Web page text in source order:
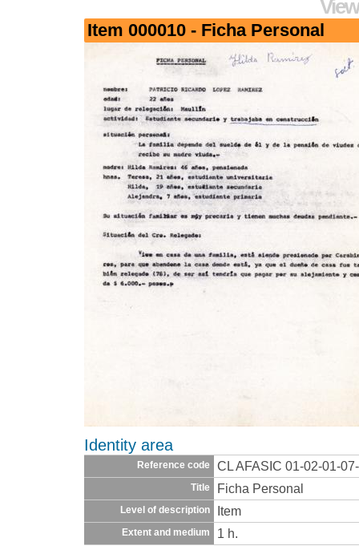
Item 000010 - Ficha Personal
Identity area
Reference code CL AFASIC 01-02-01-
Title Ficha Personal
Level of description Item
Extent and medium 1 h.